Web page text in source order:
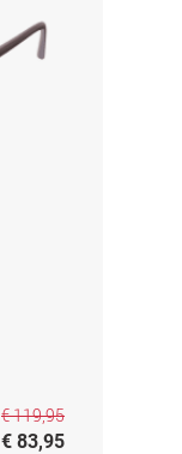
€ 119,95
€ 83,95